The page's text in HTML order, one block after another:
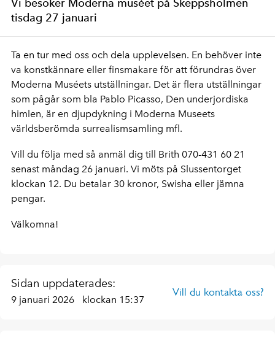
Vi besöker Moderna muséet på Skeppsholmen
tisdag 27 januari
Ta en tur med oss och dela upplevelsen. En behöver inte
va konstkännare eller finsmakare för att förundras över
Moderna Muséets utställningar. Det är flera utställningar
som pågår som bla Pablo Picasso, Den underjordiska
himlen, är en djupdykning i Moderna Museets
världsberömda surrealismsamling mfl.
Vill du följa med så anmäl dig till Brith 070-431 60 21
senast måndag 26 januari. Vi möts på Slussentorget
klockan 12. Du betalar 30 kronor, Swisha eller jämna
pengar.
Välkomna!
Sidan uppdaterades:
9 januari 2026 klockan 15:37
Vill du kontakta oss?